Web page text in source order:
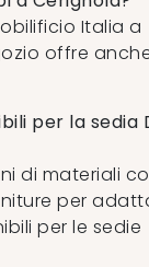
Italia a
offre
per la sedia
di materiali
per
per le sedie